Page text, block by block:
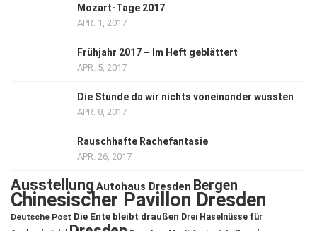
Mozart-Tage 2017
APR. 1, 2017
Frühjahr 2017 – Im Heft geblättert
APR. 5, 2017
Die Stunde da wir nichts voneinander wussten
APR. 8, 2017
Rauschhafte Rachefantasie
APR. 26, 2017
Ausstellung Autohaus Dresden Bergen
Chinesischer Pavillon Dresden
Deutsche Post Die Ente bleibt draußen Drei Haselnüsse für